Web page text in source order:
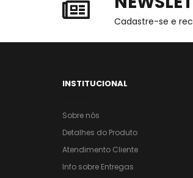
Cadastre-se e
INSTITUCIONAL
Sobre nós
Detalhes do Produto
Atendimento Cliente
Info sobre Entregas